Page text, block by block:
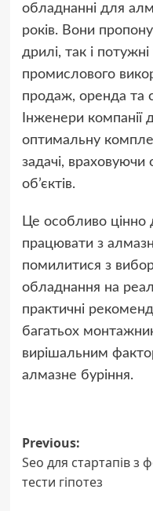
обладнанні для
років. Вони
дрилі, так і
промислового
продаж, оренда та
Інженери компанії
оптимальну
задачі, враховуючи
об’єктів.
Це особливо цінно
працювати з
помилитися з
обладнання на
практичні
багатьох
вирішальним
алмазне буріння.
Post
navigation
Previous:
Seo для стартапів з
тести гіпотез